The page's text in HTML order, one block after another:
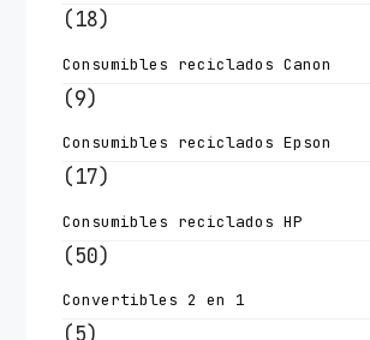
(18)
Consumibles reciclados Canon
(9)
Consumibles reciclados Epson
(17)
Consumibles reciclados HP
(50)
Convertibles 2 en 1
(5)